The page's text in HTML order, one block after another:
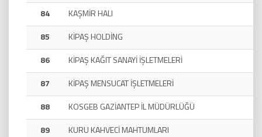
84
KAŞMİR HALI
85
KİPAŞ HOLDİNG
86
KİPAŞ KAĞIT SANAYİ İŞLETMELERİ
87
KİPAŞ MENSUCAT İŞLETMELERİ
88
KOSGEB GAZİANTEP İL MÜDÜRLÜĞÜ
89
KURU KAHVECİ MAHTUMLARI